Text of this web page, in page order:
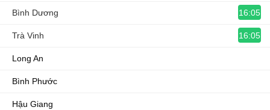
Bình Dương 16:05
Trà Vinh 16:05
Long An
Bình Phước
Hậu Giang